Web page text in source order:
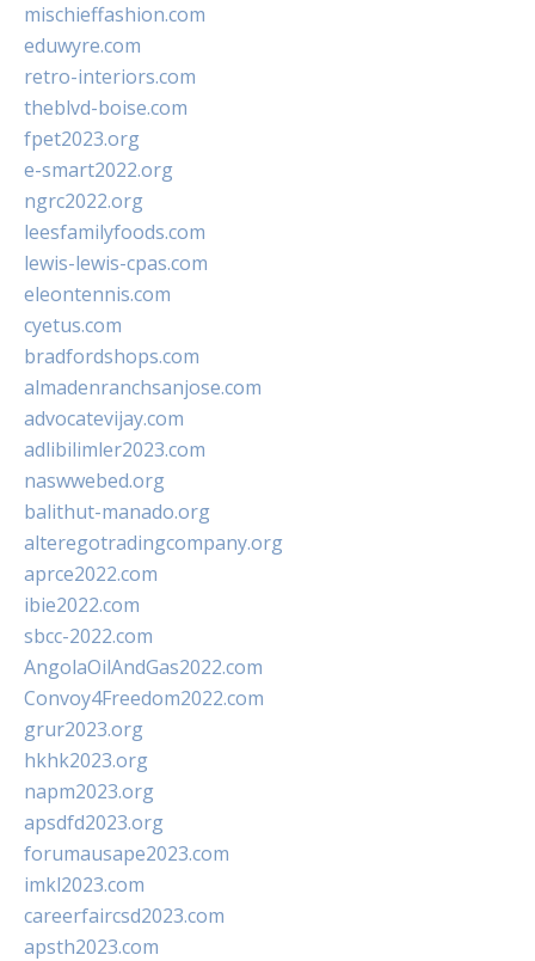
mischieffashion.com
eduwyre.com
retro-interiors.com
theblvd-boise.com
fpet2023.org
e-smart2022.org
ngrc2022.org
leesfamilyfoods.com
lewis-lewis-cpas.com
eleontennis.com
cyetus.com
bradfordshops.com
almadenranchsanjose.com
advocatevijay.com
adlibilimler2023.com
naswwebed.org
balithut-manado.org
alteregotradingcompany.org
aprce2022.com
ibie2022.com
sbcc-2022.com
AngolaOilAndGas2022.com
Convoy4Freedom2022.com
grur2023.org
hkhk2023.org
napm2023.org
apsdfd2023.org
forumausape2023.com
imkl2023.com
careerfaircsd2023.com
apsth2023.com